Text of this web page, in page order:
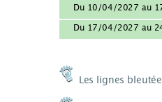
Du 10/04/2027 au
Du 17/04/2027 au
Les lignes